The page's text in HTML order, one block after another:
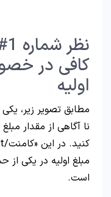
کافی در
اولیه
مطابق تصویر زیر، یکی
نا آگاهی از مقدار
مبلغ اولیه در یکی از
است.